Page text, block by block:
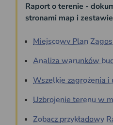
Raport o terenie -
stronami map i
Miejscowy Plan
Analiza warunków
Wszelkie zagrożenia i
Uzbrojenie terenu w
Zobacz przykładowy